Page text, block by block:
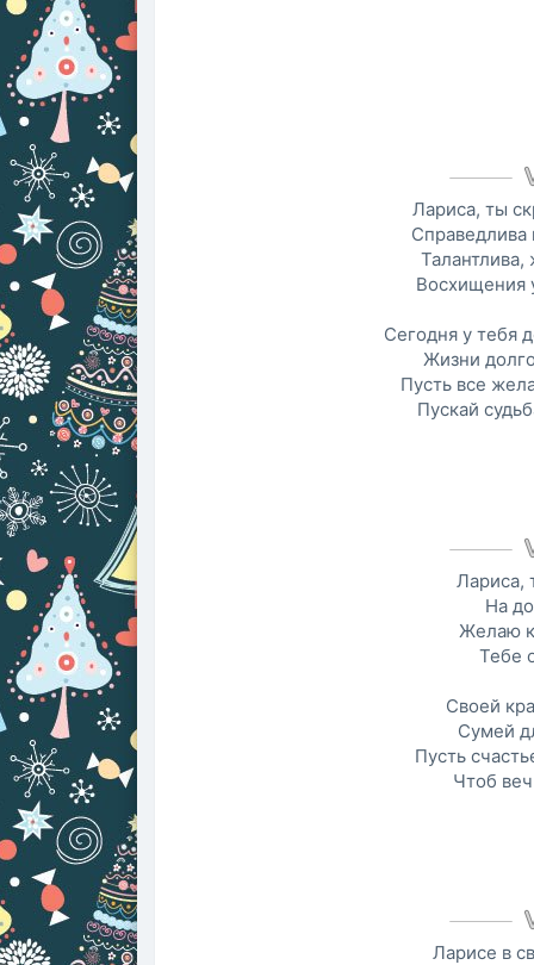
Лариса, ты
Справедлива
Талантлива,
Восхищения
Сегодня у тебя
Жизни
Пусть все
Пускай
Лариса,
На
Желаю
Тебе
Своей
Сумей
Пусть
Чтоб
Ларисе в